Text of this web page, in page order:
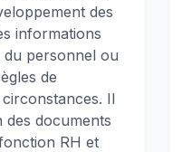
des
informations
du personnel ou
de
Il
des documents
RH et